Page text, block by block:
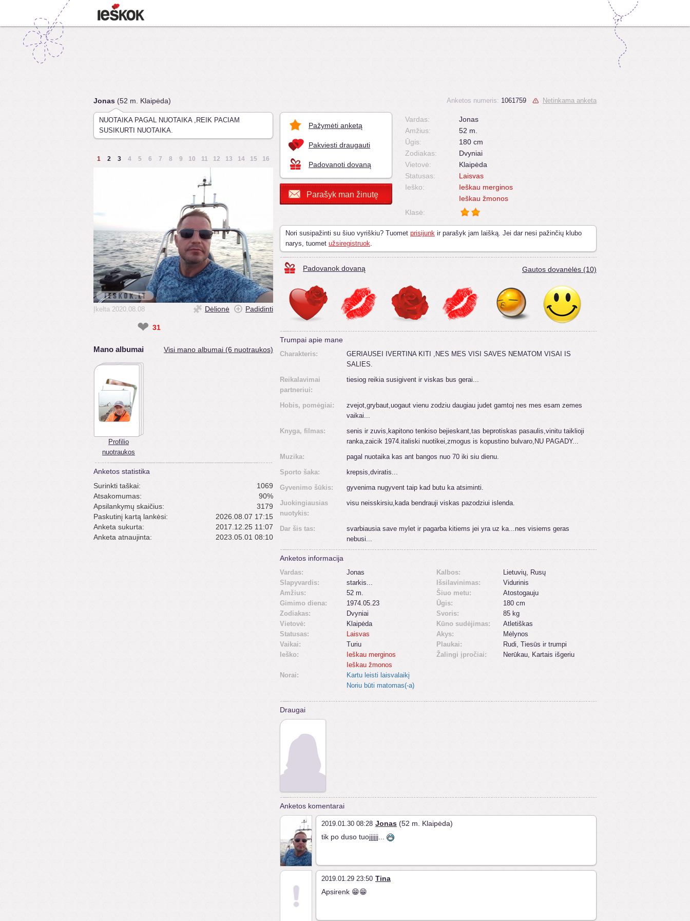
Jonas (52 m. Klaipėda)
NUOTAIKA PAGAL NUOTAIKA ,REIK PACIAM
SUSIKURTI NUOTAIKA.
1 2 3 4 5 6 7 8 9 10 11 12 13 14 15 16
Įkelta 2020.08.08 Dėlionė Padidinti
❤ 31
Mano albumai Visi mano albumai (6 nuotraukos)
Profilio
nuotraukos
Anketos statistika
Surinkti taškai:
1069
Atsakomumas:
90%
Apsilankymų skaičius:
3179
Paskutinį kartą lankėsi:
2026.08.07 17:15
Anketa sukurta:
2017.12.25 11:07
Anketa atnaujinta:
2023.05.01 08:10
Pažymėti anketą
Pakviesti draugauti
Padovanoti dovaną
Parašyk man žinutę
Anketos numeris: 1061759 Netinkama anketa
Vardas:
Jonas
Amžius:
52 m.
Ūgis:
180 cm
Zodiakas:
Dvyniai
Vietovė:
Klaipėda
Statusas:
Laisvas
Ieško:
Ieškau merginos
Ieškau žmonos
Klasė:
Nori susipažinti su šiuo vyriškiu? Tuomet prisijunk ir parašyk jam laišką. Jei dar nesi pažinčių klubo
narys, tuomet užsiregistruok.
Padovanok dovaną Gautos dovanėlės (10)
Trumpai apie mane
Charakteris:
GERIAUSEI IVERTINA KITI ,NES MES VISI SAVES NEMATOM VISAI IS
SALIES.
Reikalavimai
partneriui:
tiesiog reikia susigivent ir viskas bus gerai...
Hobis, pomėgiai:
zvejot,grybaut,uogaut vienu zodziu daugiau judet gamtoj nes mes esam zemes
vaikai...
Knyga, filmas:
senis ir zuvis,kapitono tenkiso bejieskant,tas beprotiskas pasaulis,vinitu taiklioji
ranka,zaicik 1974.italiski nuotikei,zmogus is kopustino bulvaro,NU PAGADY...
Muzika:
pagal nuotaika kas ant bangos nuo 70 iki siu dienu.
Sporto šaka:
krepsis,dviratis...
Gyvenimo šūkis:
gyvenima nugyvent taip kad butu ka atsiminti.
Juokingiausias
nuotykis:
visu neisskirsiu,kada bendrauji viskas pazodziui islenda.
Dar šis tas:
svarbiausia save mylet ir pagarba kitiems jei yra uz ka...nes visiems geras
nebusi...
Anketos informacija
Vardas:
Jonas
Slapyvardis:
starkis...
Amžius:
52 m.
Gimimo diena:
1974.05.23
Zodiakas:
Dvyniai
Vietovė:
Klaipėda
Statusas:
Laisvas
Vaikai:
Turiu
Ieško:
Ieškau merginos
Ieškau žmonos
Norai:
Kartu leisti laisvalaikį
Noriu būti matomas(-a)
Kalbos:
Lietuvių, Rusų
Išsilavinimas:
Vidurinis
Šiuo metu:
Atostogauju
Ūgis:
180 cm
Svoris:
85 kg
Kūno sudėjimas:
Atletiškas
Akys:
Mėlynos
Plaukai:
Rudi, Tiesūs ir trumpi
Žalingi įpročiai:
Nerūkau, Kartais išgeriu
Draugai
Anketos komentarai
2019.01.30 08:28 Jonas (52 m. Klaipėda)
tik po duso tuojjjjjj...
2019.01.29 23:50 Tina
Apsirenk 😁😁